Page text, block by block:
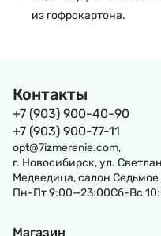
из гофрокартона.
Контакты
+7 (903) 900-40-90
+7 (903) 900-77-11
opt@7izmerenie.com,
г. Новосибирск, ул.
Медведица, салон
Пн-Пт 9:00—23:00Сб-Вс
Магазин